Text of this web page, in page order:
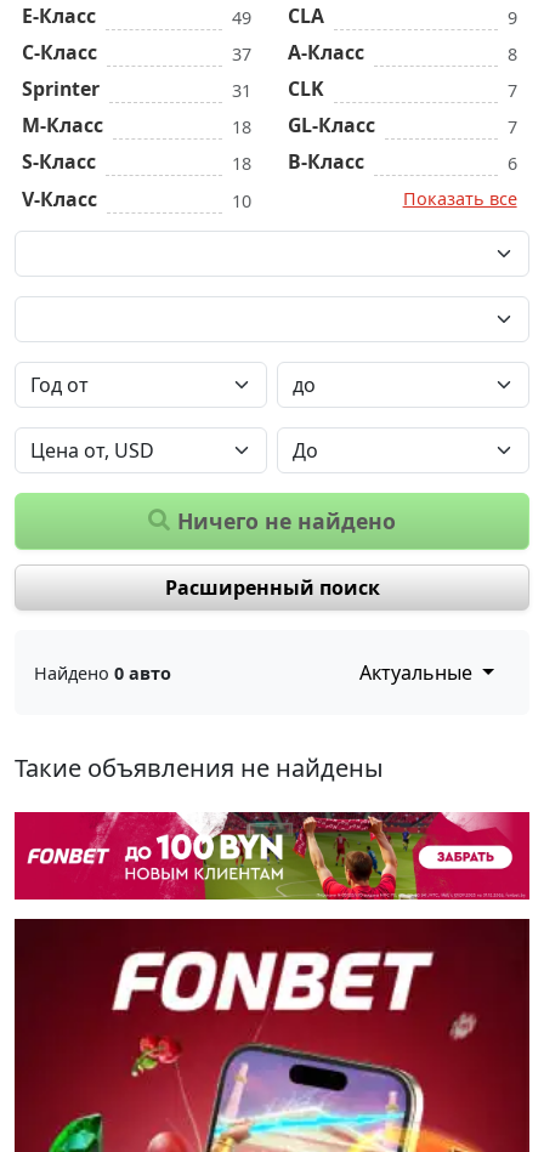
E-Класс 49
C-Класс 37
Sprinter 31
M-Класс 18
S-Класс 18
V-Класс 10
CLA 9
A-Класс 8
CLK 7
GL-Класс 7
B-Класс
6
Показать все
Ничего не найдено
Расширенный поиск
Найдено 0 авто Актуальные
Такие объявления не найдены